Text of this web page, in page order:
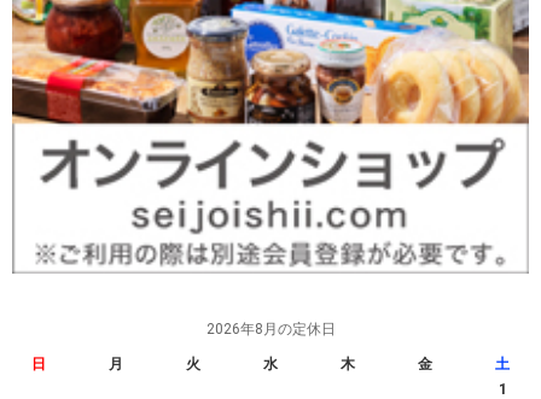
2026年8月の定休日
日 月 火 水 木 金
土
1